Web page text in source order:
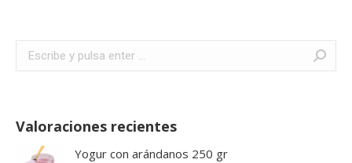
Buscar:
Valoraciones recientes
Yogur con arándanos 250 gr